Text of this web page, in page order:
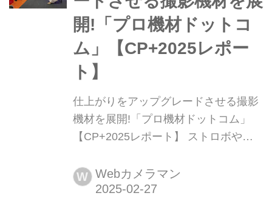
開!「プロ機材ドットコ
ム」【CP+2025レポー
ト】
仕上がりをアップグレードさせる撮影
機材を展開!「プロ機材ドットコム」
【CP+2025レポート】 ストロボや
販売をてがける「プロ機材ドットコ
ム」のブースを紹介します!
W Webカメラマン